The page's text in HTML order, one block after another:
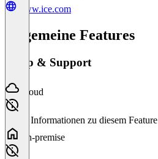
www.ice.com
Allgemeine Features
Setup & Support
Cloud
Keine Informationen zu diesem Feature
On-premise